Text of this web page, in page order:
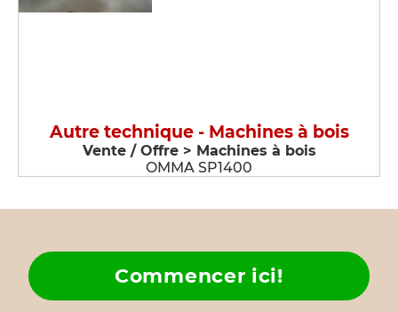
Autre technique - Machines à bois
Vente / Offre > Machines à bois
OMMA SP1400
Commencer ici!